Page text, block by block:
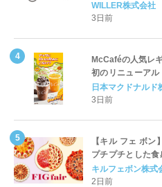
WILLER株式会社
3日前
McCaféの人気レ
初のリニューア
ッペ」「マンゴー
開始
日本マクドナルド
3日前
【キル フェ ボ
プチプチとした
をたっぷりと。新
登場8月20日（木
キルフェボン株式
2日前